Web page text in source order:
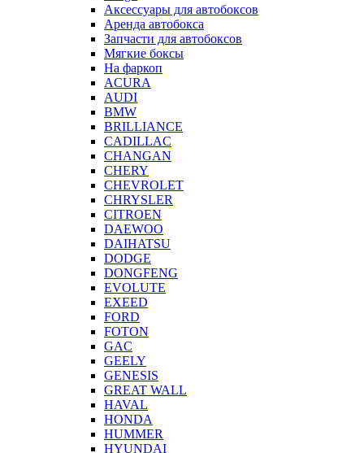
Аксессуары для автобоксов
Аренда автобокса
Запчасти для автобоксов
Мягкие боксы
На фаркоп
ACURA
AUDI
BMW
BRILLIANCE
CADILLAC
CHANGAN
CHERY
CHEVROLET
CHRYSLER
CITROEN
DAEWOO
DAIHATSU
DODGE
DONGFENG
EVOLUTE
EXEED
FORD
FOTON
GAC
GEELY
GENESIS
GREAT WALL
HAVAL
HONDA
HUMMER
HYUNDAI